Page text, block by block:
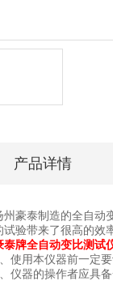
产品详情
州豪泰制造的全自动
试验带来了很高的效
泰牌全自动变比测试
使用本仪器前一定
仪器的操作者应具